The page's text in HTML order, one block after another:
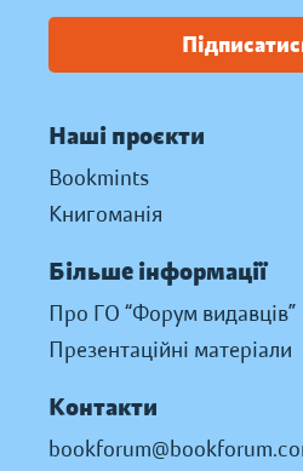
Наші проєкти
Bookmints
Книгоманія
Більше інформації
Про ГО “Форум видавців”
Презентаційні матеріали
Контакти